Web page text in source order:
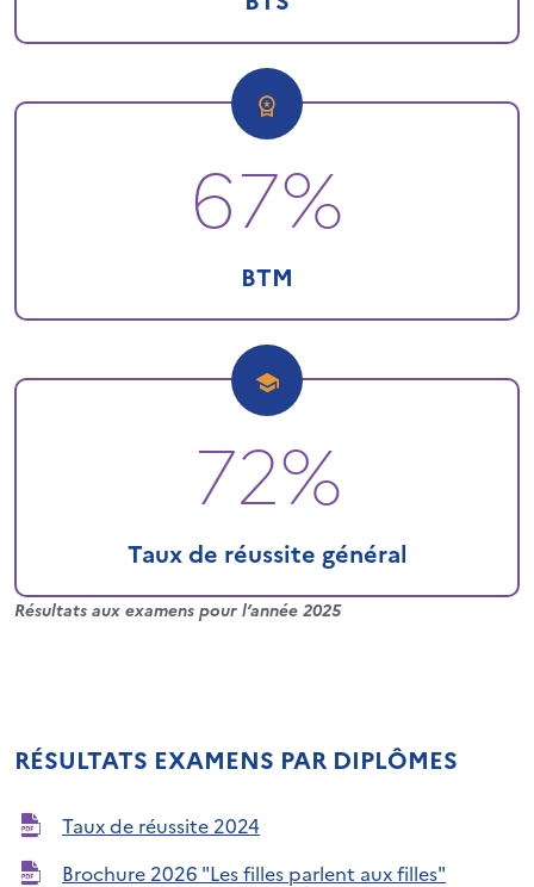
67%
BTM
72%
Taux de réussite général
Résultats aux examens pour l’année 2025
RÉSULTATS EXAMENS PAR DIPLÔMES
Taux de réussite 2024
Brochure 2026 "Les filles parlent aux filles"